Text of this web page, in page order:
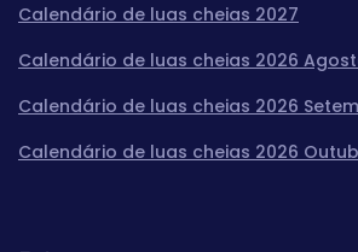
Calendário de luas cheias 2027
Calendário de luas cheias 2026
Calendário de luas cheias 2026
Calendário de luas cheias 2026